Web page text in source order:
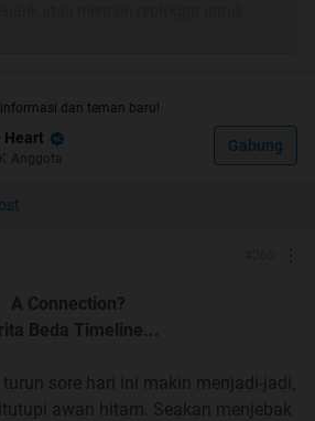
pengen lindungin privasi gw,
anak dll.
kontekan taun 2017, setelah itu
metal gw dulu, Oluris,
dan teman baru!
Heart
Anggota
Gabung
A Connection?
Beda Timeline...
sore hari ini makin menjadi-jadi,
awan hitam. Seakan menjebak